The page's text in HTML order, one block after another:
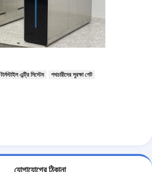
টার্নস্টাইল এন্ট্রি সিস্টেম পথচারীদের সুরক্ষা গেট